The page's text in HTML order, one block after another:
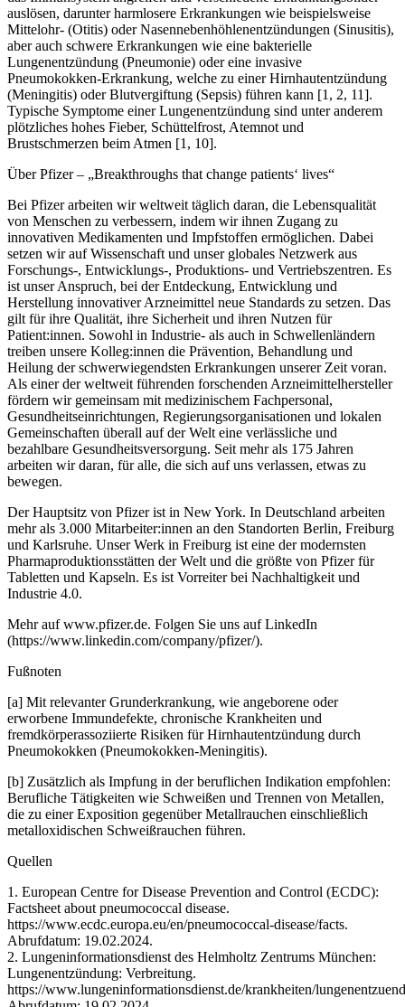
auslösen, darunter harmlosere Erkrankungen wie beispielsweise
Mittelohr- (Otitis) oder Nasennebenhöhlenentzündungen (Sinusitis),
aber auch schwere Erkrankungen wie eine bakterielle
Lungenentzündung (Pneumonie) oder eine invasive
Pneumokokken-Erkrankung, welche zu einer Hirnhautentzündung
(Meningitis) oder Blutvergiftung (Sepsis) führen kann [1, 2, 11].
Typische Symptome einer Lungenentzündung sind unter anderem
plötzliches hohes Fieber, Schüttelfrost, Atemnot und
Brustschmerzen beim Atmen [1, 10].
Über Pfizer – „Breakthroughs that change patients‘ lives“
Bei Pfizer arbeiten wir weltweit täglich daran, die Lebensqualität
von Menschen zu verbessern, indem wir ihnen Zugang zu
innovativen Medikamenten und Impfstoffen ermöglichen. Dabei
setzen wir auf Wissenschaft und unser globales Netzwerk aus
Forschungs-, Entwicklungs-, Produktions- und Vertriebszentren. Es
ist unser Anspruch, bei der Entdeckung, Entwicklung und
Herstellung innovativer Arzneimittel neue Standards zu setzen. Das
gilt für ihre Qualität, ihre Sicherheit und ihren Nutzen für
Patient:innen. Sowohl in Industrie- als auch in Schwellenländern
treiben unsere Kolleg:innen die Prävention, Behandlung und
Heilung der schwerwiegendsten Erkrankungen unserer Zeit voran.
Als einer der weltweit führenden forschenden Arzneimittelhersteller
fördern wir gemeinsam mit medizinischem Fachpersonal,
Gesundheitseinrichtungen, Regierungsorganisationen und lokalen
Gemeinschaften überall auf der Welt eine verlässliche und
bezahlbare Gesundheitsversorgung. Seit mehr als 175 Jahren
arbeiten wir daran, für alle, die sich auf uns verlassen, etwas zu
bewegen.
Der Hauptsitz von Pfizer ist in New York. In Deutschland arbeiten
mehr als 3.000 Mitarbeiter:innen an den Standorten Berlin, Freiburg
und Karlsruhe. Unser Werk in Freiburg ist eine der modernsten
Pharmaproduktionsstätten der Welt und die größte von Pfizer für
Tabletten und Kapseln. Es ist Vorreiter bei Nachhaltigkeit und
Industrie 4.0.
Mehr auf www.pfizer.de. Folgen Sie uns auf LinkedIn
(https://www.linkedin.com/company/pfizer/).
Fußnoten
[a] Mit relevanter Grunderkrankung, wie angeborene oder
erworbene Immundefekte, chronische Krankheiten und
fremdkörperassoziierte Risiken für Hirnhautentzündung durch
Pneumokokken (Pneumokokken-Meningitis).
[b] Zusätzlich als Impfung in der beruflichen Indikation empfohlen:
Berufliche Tätigkeiten wie Schweißen und Trennen von Metallen,
die zu einer Exposition gegenüber Metallrauchen einschließlich
metalloxidischen Schweißrauchen führen.
Quellen
1. European Centre for Disease Prevention and Control (ECDC):
Factsheet about pneumococcal disease.
https://www.ecdc.europa.eu/en/pneumococcal-disease/facts.
Abrufdatum: 19.02.2024.
2. Lungeninformationsdienst des Helmholtz Zentrums München:
Lungenentzündung: Verbreitung.
https://www.lungeninformationsdienst.de/krankheiten/